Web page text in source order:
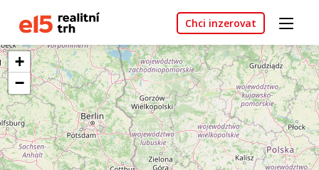
Chci inzerovat
+
−